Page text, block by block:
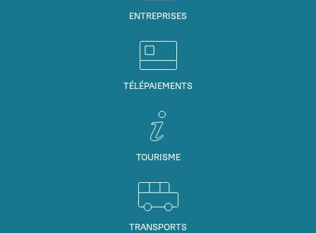
ENTREPRISES
TÉLÉPAIEMENTS
TOURISME
TRANSPORTS